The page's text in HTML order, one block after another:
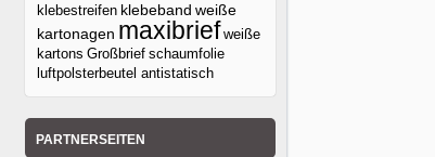
klebestreifen klebeband weiße
kartonagen maxibrief weiße
kartons Großbrief schaumfolie
luftpolsterbeutel antistatisch
PARTNERSEITEN